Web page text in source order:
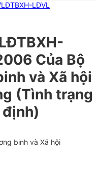
LĐVL
Của Bộ
và Xã hội
(Tình trạng
binh và Xã hội